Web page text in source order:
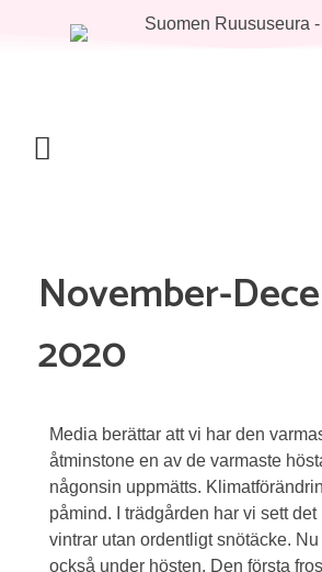
November-
2020
Media berättar att vi har den
åtminstone en av de varmaste
någonsin uppmätts.
påmind. I trädgården har vi sett
vintrar utan ordentligt snötäcke.
också under hösten. Den första